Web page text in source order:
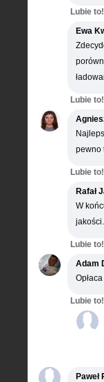
Lubie to!
Ewa
Lubie to!
pewno
Lubie to!
Rafał
W
Lubie to!
Adam
Lubie to!
Paweł